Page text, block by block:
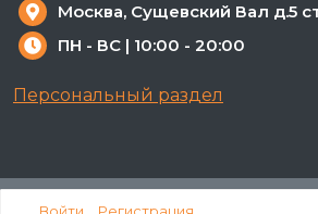
Москва, Сущевский Вал д.5
ПН - ВС | 10:00 - 20:00
Персональный раздел